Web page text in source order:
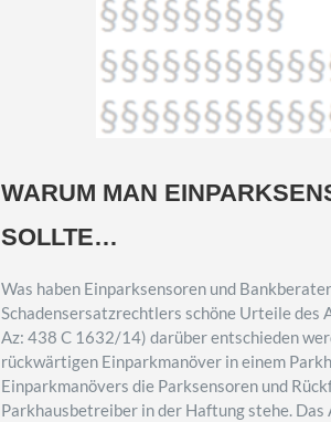
WARUM MAN
SOLLTE…
Was haben Einparksensoren und
Schadensersatzrechtlers schöne Urteile des
Az: 438 C 1632/14) darüber entschieden
rückwärtigen Einparkmanöver in einem
Einparkmanövers die Parksensoren und
Parkhausbetreiber in der Haftung stehe.